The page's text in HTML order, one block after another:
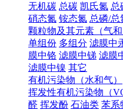
无机碳 总碳 凯氏氮 总
硝态氮 铵态氮 总磷/总
颗粒物及其元素（气和
单组份 多组分 滤膜中
膜中铬 滤膜中锑 滤膜
滤膜中镍 其它
有机污染物（水和气）
挥发性有机污染物（
醛 挥发酚 石油类 苯系